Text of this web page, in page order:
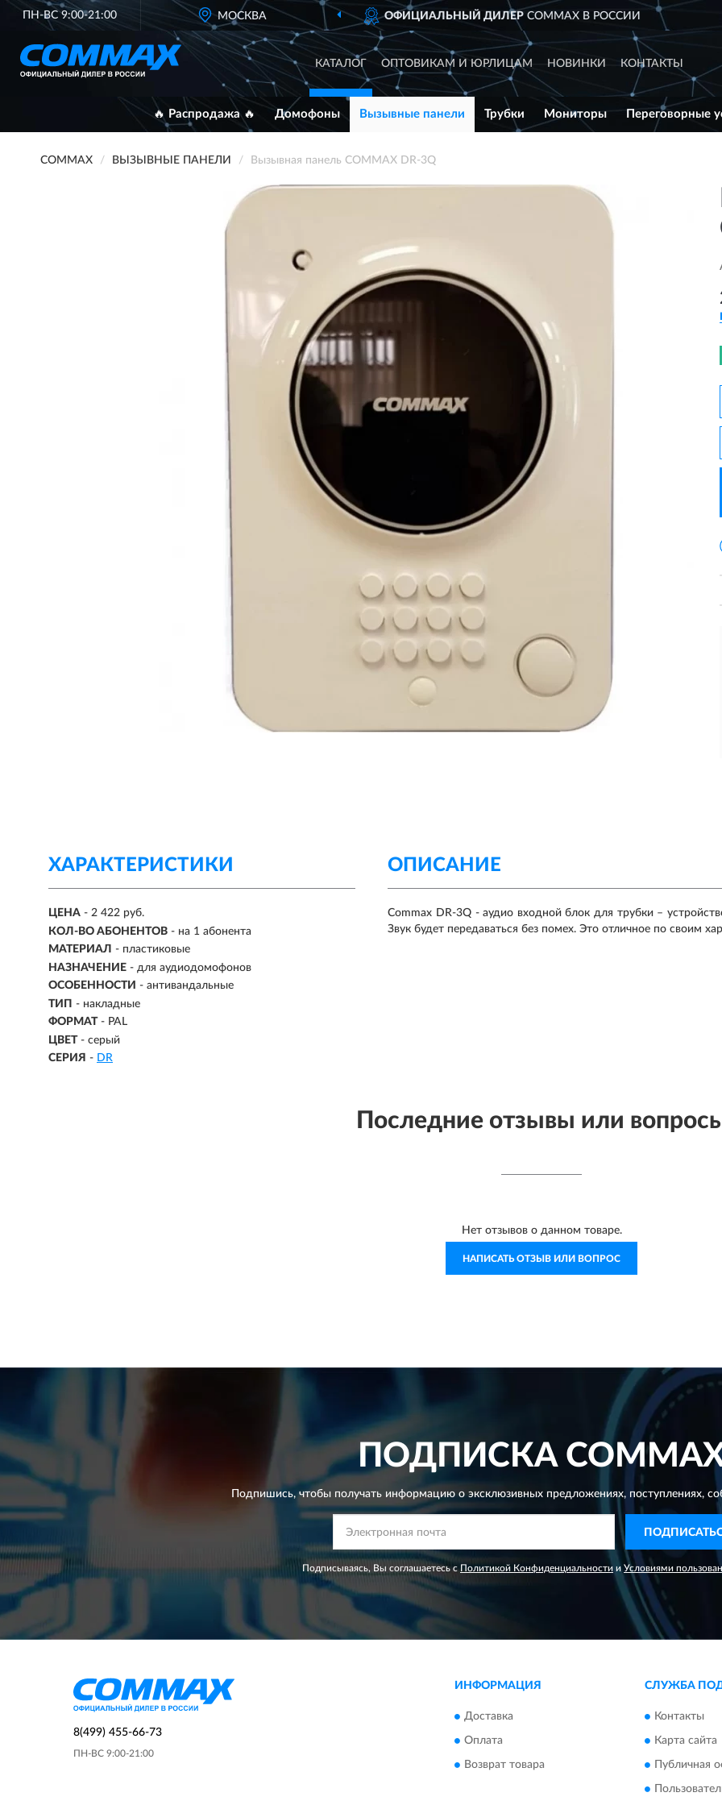
ПН-ВС 9:00-21:00 МОСКВА
ОФИЦИАЛЬНЫЙ ДИЛЕРCOMMAX В РОССИИ ДОСТАВИМ
КАТАЛОГ ОПТОВИКАМ И ЮРЛИЦАМ НОВИНКИ КОНТАКТЫ
🔥 Распродажа 🔥 Домофоны Вызывные панели Трубки Мониторы Переговорные
COMMAX ВЫЗЫВНЫЕ ПАНЕЛИ Вызывная панель COMMAX DR-3Q
ХАРАКТЕРИСТИКИ
ЦЕНА - 2 422 руб.
КОЛ-ВО АБОНЕНТОВ - на 1 абонента
МАТЕРИАЛ - пластиковые
НАЗНАЧЕНИЕ - для аудиодомофонов
ОСОБЕННОСТИ - антивандальные
ТИП - накладные
ФОРМАТ - PAL
ЦВЕТ - серый
СЕРИЯ - DR
ОПИСАНИЕ
Commax DR-3Q - аудио входной блок для трубки –
Звук будет передаваться без помех. Это отличное по своим
Последние отзывы или
Нет отзывов о данном товаре.
НАПИСАТЬ ОТЗЫВ ИЛИ ВОПРОС
ПОДПИСКА
Подпишись, чтобы получать информацию о эксклюзивных предложениях,поступлениях,
Подписываясь, Вы соглашаетесь с Политикой Конфиденциальности и Условиями
8(499) 455-66-73
ПН-ВС 9:00-21:00
ИНФОРМАЦИЯ
Доставка
Оплата
Возврат товара
СЛУЖБА
Контакты
Карта сайта
Публичная